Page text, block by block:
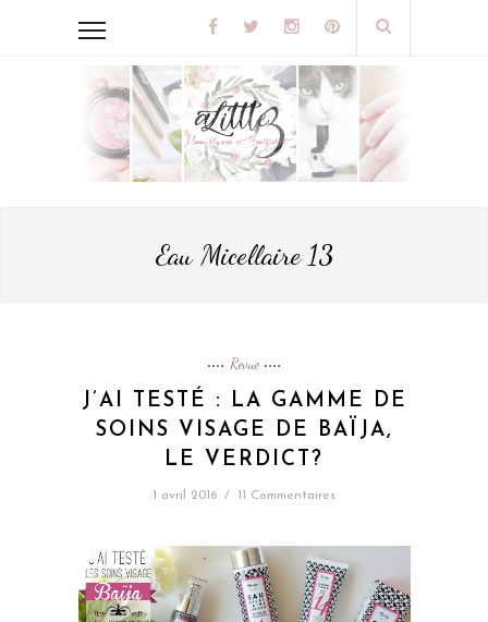
Eau Micellaire 13
Revue
J’AI TESTÉ : LA GAMME DE
SOINS VISAGE DE BAÏJA,
LE VERDICT?
1 avril 2016 / 11 Commentaires